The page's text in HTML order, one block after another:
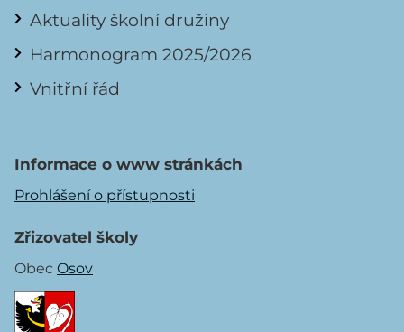
Aktuality školní družiny
Harmonogram 2025/2026
Vnitřní řád
Informace o www stránkách
Prohlášení o přístupnosti
Zřizovatel školy
Obec Osov